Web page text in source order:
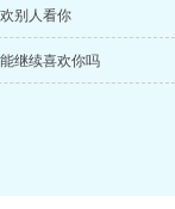
别人看你
继续喜欢你吗